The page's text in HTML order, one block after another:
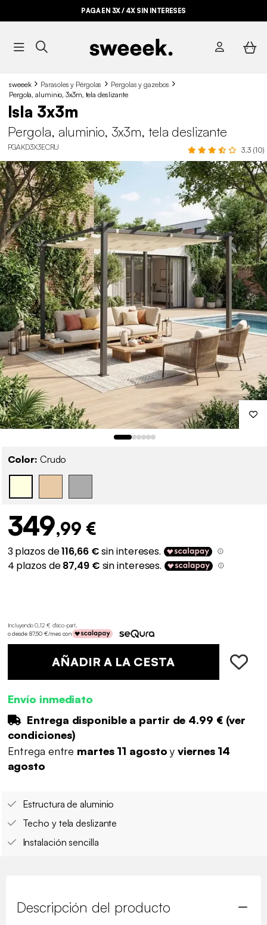
PAGA EN 3X / 4X SIN INTERESES
sweeek Parasoles y Pérgolas
Pergolas y gazebos
Pergola, aluminio, 3x3m, tela deslizante
Isla 3x3m
Pergola, aluminio, 3x3m, tela deslizante
PGAKD3X3ECRU 3.3 (10)
Color: Crudo
349,99 €
Incluyendo 0,12 € d'éco-part.
o desde 87,50 €/mes con
AÑADIR A LA CESTA
Envío inmediato
Entrega disponible a partir de 4.99 €(ver
condiciones)
Entrega entre martes 11 agostoyviernes 14
agosto
Estructura de aluminio
Techo y tela deslizante
Instalación sencilla
Descripción del producto